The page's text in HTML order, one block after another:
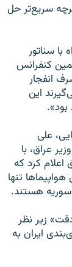
سریع‌تر حل
سناتور
کنفرانس
انفجار
این
علی
عراق، با
اعلام کرد که
تنها
هستند.
زیر نظر
ایران به